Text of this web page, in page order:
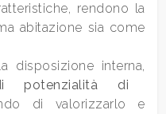
rendono la
abitazione sia come
disposizione interna,
potenzialità di
di valorizzarlo e